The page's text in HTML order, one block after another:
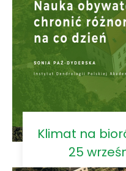
Klimat na
25